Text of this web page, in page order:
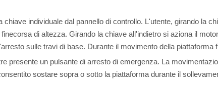
chiave individuale dal pannello di controllo. L'utente, girando la
di altezza. Girando la chiave all'indietro si aziona il
sulle travi di base. Durante il movimento della piattaforma
presente un pulsante di arresto di emergenza. La
sostare sopra o sotto la piattaforma durante il